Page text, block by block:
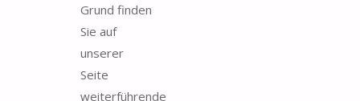
Grund finden
Sie auf
unserer
Seite
weiterführende